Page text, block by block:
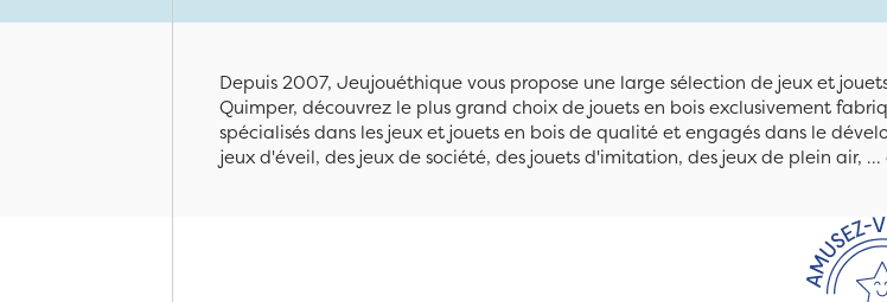
Depuis 2007, Jeujouéthique vous propose une large sélection de jeux et
Quimper, découvrez le plus grand choix de jouets en bois exclusivement
spécialisés dans les jeux et jouets en bois de qualité et engagés dans le
jeux d'éveil, des jeux de société, des jouets d'imitation, des jeux de plein air,